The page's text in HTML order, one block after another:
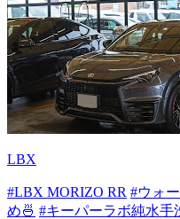
LBX
#LBX MORIZO RR #ウォ
め🍜 #キーパーラボ純水手